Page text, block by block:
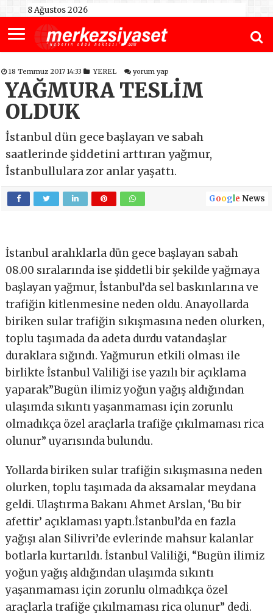
8 Ağustos 2026
18 Temmuz 2017 14:33 YEREL yorum yap
YAĞMURA TESLİM
OLDUK
İstanbul dün gece başlayan ve sabah
saatlerinde şiddetini arttıran yağmur,
İstanbullulara zor anlar yaşattı.
Google News
İstanbul aralıklarla dün gece başlayan sabah
08.00 sıralarında ise şiddetli bir şekilde yağmaya
başlayan yağmur, İstanbul’da sel baskınlarına ve
trafiğin kitlenmesine neden oldu. Anayollarda
biriken sular trafiğin sıkışmasına neden olurken,
toplu taşımada da adeta durdu vatandaşlar
duraklara sığındı. Yağmurun etkili olması ile
birlikte İstanbul Valiliği ise yazılı bir açıklama
yaparak”Bugün ilimiz yoğun yağış aldığından
ulaşımda sıkıntı yaşanmaması için zorunlu
olmadıkça özel araçlarla trafiğe çıkılmaması rica
olunur” uyarısında bulundu.
Yollarda biriken sular trafiğin sıkışmasına neden
olurken, toplu taşımada da aksamalar meydana
geldi. Ulaştırma Bakanı Ahmet Arslan, ‘Bu bir
afettir’ açıklaması yaptı.İstanbul’da en fazla
yağışı alan Silivri’de evlerinde mahsur kalanlar
botlarla kurtarıldı. İstanbul Valiliği, “Bugün ilimiz
yoğun yağış aldığından ulaşımda sıkıntı
yaşanmaması için zorunlu olmadıkça özel
araçlarla trafiğe çıkılmaması rica olunur” dedi.